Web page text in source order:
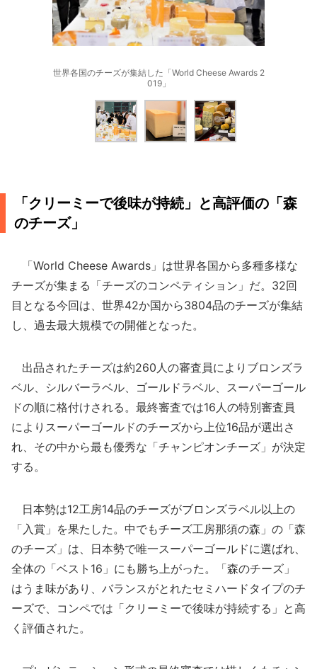
世界各国のチーズが集結した「World Cheese Awards 2
019」
「クリーミーで後味が持続」と高評価の「森
のチーズ」
「World Cheese Awards」は世界各国から多種多様な
チーズが集まる「チーズのコンペティション」だ。32回
目となる今回は、世界42か国から3804品のチーズが集結
し、過去最大規模での開催となった。
出品されたチーズは約260人の審査員によりブロンズラ
ベル、シルバーラベル、ゴールドラベル、スーパーゴール
ドの順に格付けされる。最終審査では16人の特別審査員
によりスーパーゴールドのチーズから上位16品が選出さ
れ、その中から最も優秀な「チャンピオンチーズ」が決定
する。
日本勢は12工房14品のチーズがブロンズラベル以上の
「入賞」を果たした。中でもチーズ工房那須の森」の「森
のチーズ」は、日本勢で唯一スーパーゴールドに選ばれ、
全体の「ベスト16」にも勝ち上がった。「森のチーズ」
はうま味があり、バランスがとれたセミハードタイプのチ
ーズで、コンペでは「クリーミーで後味が持続する」と高
く評価された。